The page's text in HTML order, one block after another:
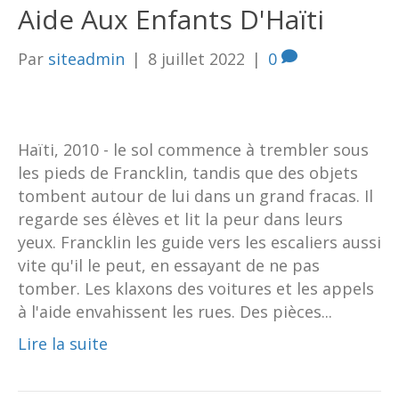
Aide Aux Enfants D'Haïti
Par siteadmin | 8 juillet 2022 | 0
Haïti, 2010 - le sol commence à trembler sous
les pieds de Francklin, tandis que des objets
tombent autour de lui dans un grand fracas. Il
regarde ses élèves et lit la peur dans leurs
yeux. Francklin les guide vers les escaliers aussi
vite qu'il le peut, en essayant de ne pas
tomber. Les klaxons des voitures et les appels
à l'aide envahissent les rues. Des pièces...
Lire la suite